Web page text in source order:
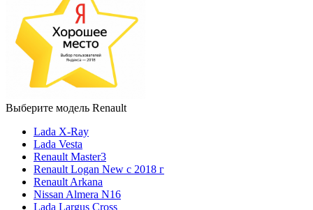
Выберите модель Renault
Lada X-Ray
Lada Vesta
Renault Master3
Renault Logan New с 2018 г
Renault Arkana
Nissan Almera N16
Lada Largus Cross